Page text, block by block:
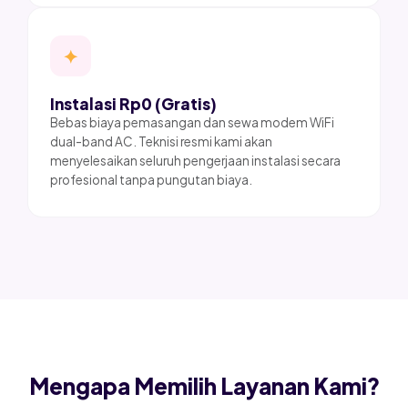
✦
Instalasi Rp0 (Gratis)
Bebas biaya pemasangan dan sewa modem WiFi
dual-band AC. Teknisi resmi kami akan
menyelesaikan seluruh pengerjaan instalasi secara
profesional tanpa pungutan biaya.
Mengapa Memilih Layanan Kami?